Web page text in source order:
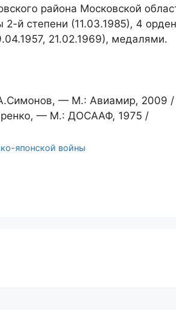
района Московской
й степени (11.03.1985), 4
21.02.1969), медалями.
— М.: Авиамир, 2009 /
— М.: ДОСААФ, 1975 /
японской войны